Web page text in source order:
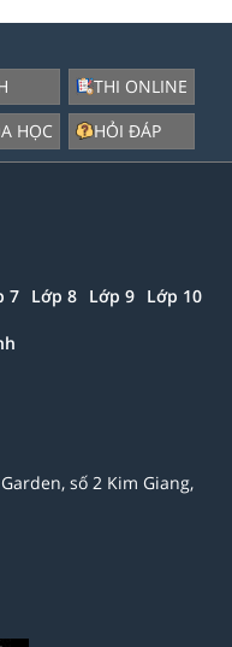
HỌC
THI ONLINE
HỎI ĐÁP
7 Lớp 8 Lớp 9 Lớp 10
số 2 Kim Giang,